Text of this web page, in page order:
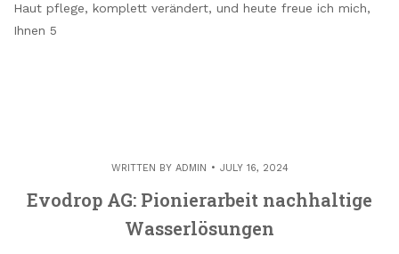
Haut pflege, komplett verändert, und heute freue ich mich,
Ihnen 5
WRITTEN BY ADMIN JULY 16, 2024
Evodrop AG: Pionierarbeit nachhaltige
Wasserlösungen